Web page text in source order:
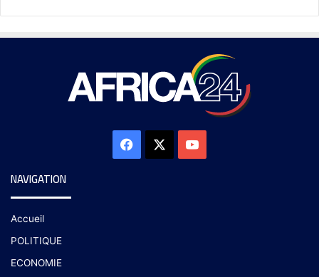
NAVIGATION
Accueil
POLITIQUE
ECONOMIE